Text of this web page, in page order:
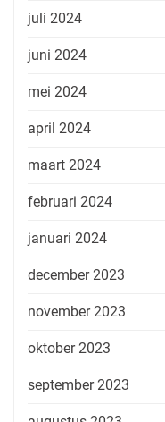
juli 2024
juni 2024
mei 2024
april 2024
maart 2024
februari 2024
januari 2024
december 2023
november 2023
oktober 2023
september 2023